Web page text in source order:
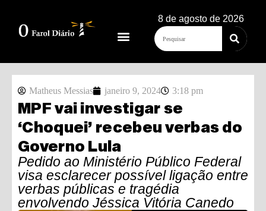
8 de agosto de 2026
Matheus Messias janeiro 9, 2024 3:18 pm
MPF vai investigar se
‘Choquei’ recebeu verbas do
Governo Lula
Pedido ao Ministério Público Federal
visa esclarecer possível ligação entre
verbas públicas e tragédia
envolvendo Jéssica Vitória Canedo